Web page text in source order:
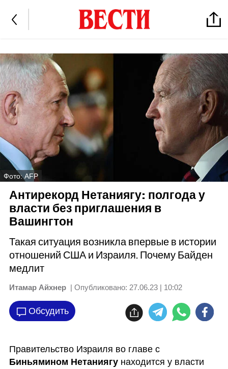
Фото: AFP
Антирекорд Нетаниягу: полгода у
власти без приглашения в
Вашингтон
Такая ситуация возникла впервые в истории
отношений США и Израиля. Почему Байден
медлит
Итамар Айхнер | Опубликовано: 27.06.23 | 10:02
Обсудить
Правительство Израиля во главе с
Биньямином Нетаниягу находится у власти